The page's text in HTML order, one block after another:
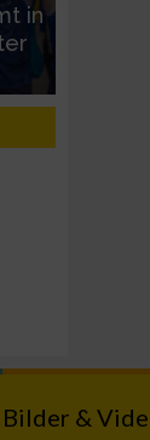
in
Bilder &